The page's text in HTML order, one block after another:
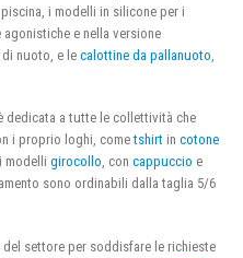
i modelli in silicone per i
e nella versione
nuoto, e le calottine da pallanuoto,
dedicata a tutte le collettività che
i proprio loghi, cometshirt in cotone
modelli girocollo, con cappuccio e
sono ordinabili dalla taglia 5/6
settore per soddisfare le richieste